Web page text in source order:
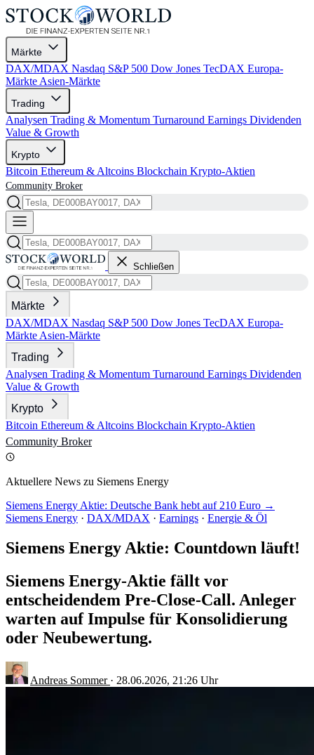
Märkte
DAX/MDAX Nasdaq S&P 500 Dow Jones TecDAX Europa-
Märkte Asien-Märkte
Trading
Analysen Trading & Momentum Turnaround Earnings Dividenden
Value & Growth
Krypto
Bitcoin Ethereum & Altcoins Blockchain Krypto-Aktien
Community Broker
Schließen
Märkte
DAX/MDAX Nasdaq S&P 500 Dow Jones TecDAX Europa-
Märkte Asien-Märkte
Trading
Analysen Trading & Momentum Turnaround Earnings Dividenden
Value & Growth
Krypto
Bitcoin Ethereum & Altcoins Blockchain Krypto-Aktien
Community Broker
Aktuellere News zu Siemens Energy
Siemens Energy Aktie: Deutsche Bank hebt auf 210 Euro →
Siemens Energy · DAX/MDAX · Earnings · Energie & Öl
Siemens Energy Aktie: Countdown läuft!
Siemens Energy-Aktie fällt vor
entscheidendem Pre-Close-Call. Anleger
warten auf Impulse für Konsolidierung
oder Neubewertung.
Andreas Sommer · 28.06.2026, 21:26 Uhr